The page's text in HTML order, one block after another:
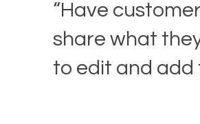
“Have
share what
to edit and add